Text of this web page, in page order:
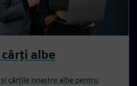
albe
cărțile noastre albe pentru